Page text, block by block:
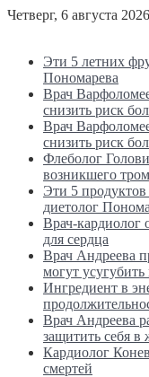
Четверг, 6 августа 2026
Эти 5 летних
Пономарева
Врач
снизить риск
Врач
снизить риск
Флеболог
возникшего
Эти 5
диетолог
Врач-кардиолог
для сердца
Врач Андреева
могут
Ингредиент в
Врач Андреева
защитить себя в
Кардиолог
смертей